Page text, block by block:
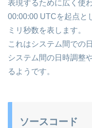
表現するために広く使
00:00:00 UTCを起点と
ミリ秒数を表します。
これはシステム間での
システム間の日時調整
るようです。
ソースコード